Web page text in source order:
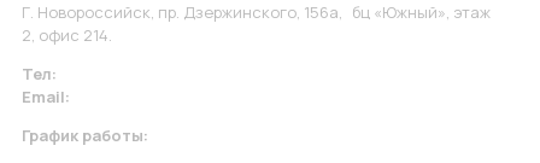
Г. Новороссийск, пр. Дзержинского, 156а, бц «Южный», этаж
2, офис 214.
Тел:
Email:
График работы: